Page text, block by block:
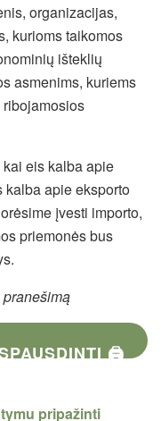
organizacijas,
kurioms taikomos
išteklių
asmenims, kuriems
eis kalba apie
kalba apie eksporto
įvesti importo,
priemonės bus
🖨
pripažinti